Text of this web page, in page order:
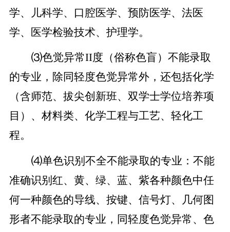
学、儿科学、口腔医学、预防医学、法医
学、医学检验技术、护理学。
⑶色觉异常II度（俗称色盲）不能录取
的专业，除同轻度色觉异常外，还包括化学
（含师范、拔尖创新班、双学士学位培养项
目）、材料类、化学工程与工艺、 轻化工
程。
⑷单色识别不全不能录取的专业：不能
准确识别红、黄、绿、蓝、紫各种颜色中任
何一种颜色的导线、按键、信号灯、几何图
形者不能录取的专业，同轻度色觉异常、色